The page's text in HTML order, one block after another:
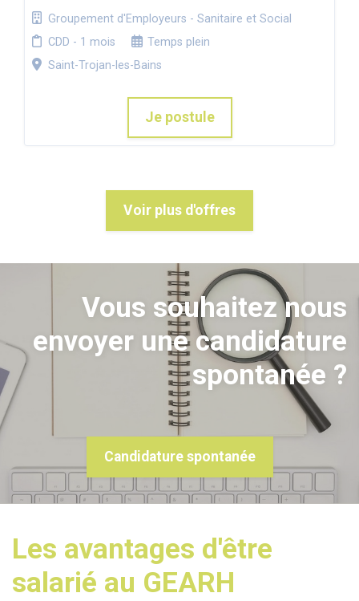
Groupement d'Employeurs - Sanitaire et Social
CDD - 1 mois
Temps plein
Saint-Trojan-les-Bains
Je postule
Voir plus d'offres
Vous souhaitez nous
envoyer une candidature
spontanée ?
Candidature spontanée
Les avantages d'être
salarié au GEARH